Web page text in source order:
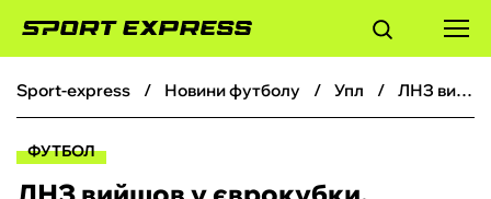
ФУТБОЛ
sport-express новини футболу упл ЛНЗ вийшов у єврокубки, Олександрія вилетіла в Першу лігу: турнірна таблиця УПЛ після 28-го туру
ФУТБОЛ